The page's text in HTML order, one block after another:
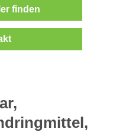
finden